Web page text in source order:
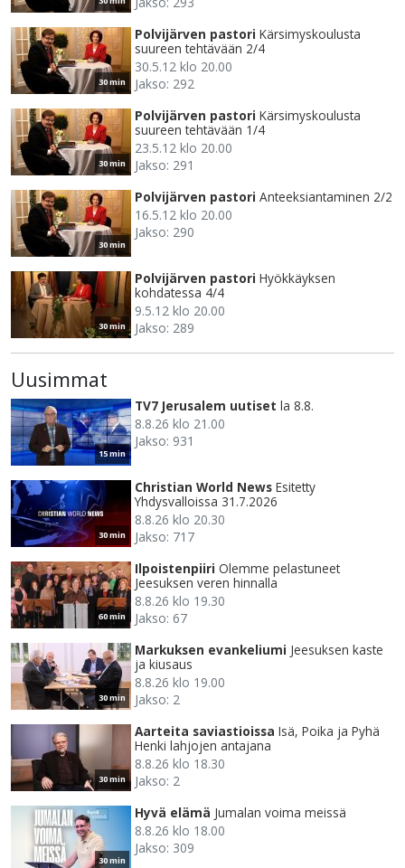
30 min
Polvijärven pastori Kärsimyskoulusta
suureen tehtävään 2/4
30.5.12 klo 20.00
Jakso: 292
30 min
Polvijärven pastori Kärsimyskoulusta
suureen tehtävään 1/4
23.5.12 klo 20.00
Jakso: 291
30 min
Polvijärven pastori Anteeksiantaminen 2/2
16.5.12 klo 20.00
Jakso: 290
30 min
Polvijärven pastori Hyökkäyksen
kohdatessa 4/4
9.5.12 klo 20.00
Jakso: 289
Uusimmat
15 min
TV7 Jerusalem uutiset la 8.8.
8.8.26 klo 21.00
Jakso: 931
30 min
Christian World News Esitetty
Yhdysvalloissa 31.7.2026
8.8.26 klo 20.30
Jakso: 717
60 min
Ilpoistenpiiri Olemme pelastuneet
Jeesuksen veren hinnalla
8.8.26 klo 19.30
Jakso: 67
30 min
Markuksen evankeliumi Jeesuksen kaste
ja kiusaus
8.8.26 klo 19.00
Jakso: 2
30 min
Aarteita saviastioissa Isä, Poika ja Pyhä
Henki lahjojen antajana
8.8.26 klo 18.30
Jakso: 2
30 min
Hyvä elämä Jumalan voima meissä
8.8.26 klo 18.00
Jakso: 309